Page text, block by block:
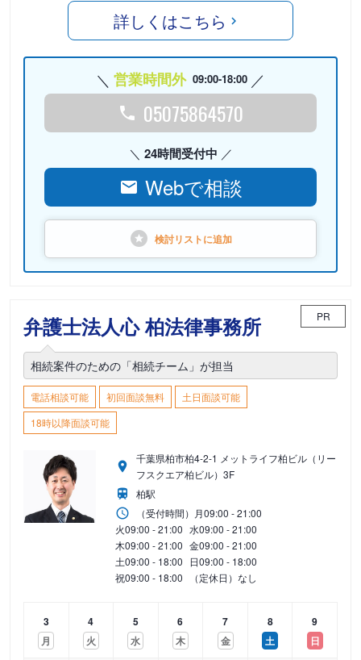
詳しくはこちら
営業時間外 09:00-18:00
05075864570
24時間受付中
Webで相談
検討リストに追加
弁護士法人心 柏法律事務所 PR
相続案件のための「相続チーム」が担当
電話相談可能 初回面談無料
土日面談可能
18時以降面談可能
千葉県柏市柏4-2-1 メットライフ柏ビル（リー
フスクエア柏ビル）3F
柏駅
（受付時間） 月09:00 - 21:00
火09:00 - 21:00 水09:00 - 21:00
木09:00 - 21:00 金09:00 - 21:00
土09:00 - 18:00 日09:00 - 18:00
祝09:00 - 18:00 （定休日）なし
3
月
4
火
5
水
6
木
7
金
8
土
9
日